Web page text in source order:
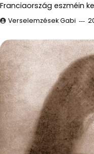
Franciaország eszméin
Verselemzések Gabi